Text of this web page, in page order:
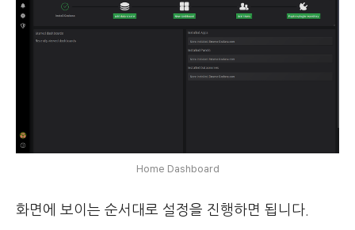
Home Dashboard
화면에 보이는 순서대로 설정을 진행하면 됩니다.